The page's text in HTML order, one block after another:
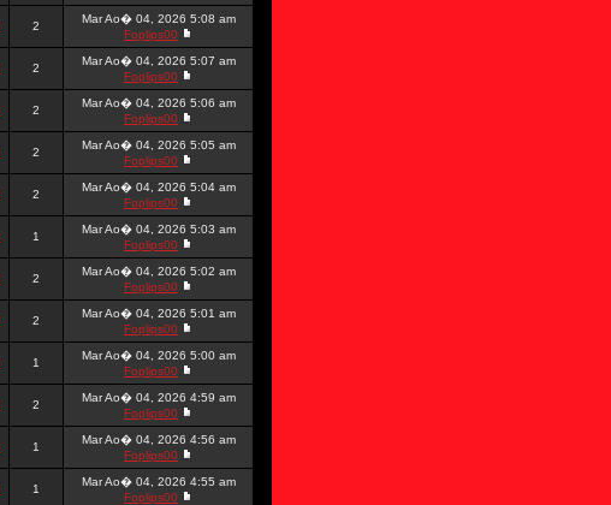
2
Mar Ao� 04, 2026 5:08 am
Foplips00
2
Mar Ao� 04, 2026 5:07 am
Foplips00
2
Mar Ao� 04, 2026 5:06 am
Foplips00
2
Mar Ao� 04, 2026 5:05 am
Foplips00
2
Mar Ao� 04, 2026 5:04 am
Foplips00
1
Mar Ao� 04, 2026 5:03 am
Foplips00
2
Mar Ao� 04, 2026 5:02 am
Foplips00
2
Mar Ao� 04, 2026 5:01 am
Foplips00
1
Mar Ao� 04, 2026 5:00 am
Foplips00
2
Mar Ao� 04, 2026 4:59 am
Foplips00
1
Mar Ao� 04, 2026 4:56 am
Foplips00
1
Mar Ao� 04, 2026 4:55 am
Foplips00